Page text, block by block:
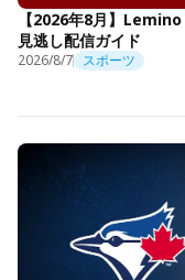
【2026年8月】
見逃し配信ガイド
2026/8/7 スポーツ